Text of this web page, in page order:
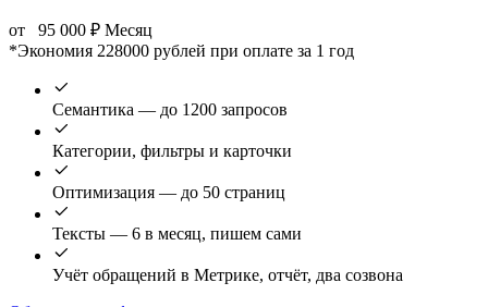
от 95 000 ₽ Месяц
*Экономия 228000 рублей при оплате за 1 год
Семантика — до 1200 запросов
Категории, фильтры и карточки
Оптимизация — до 50 страниц
Тексты — 6 в месяц, пишем сами
Учёт обращений в Метрике, отчёт, два созвона